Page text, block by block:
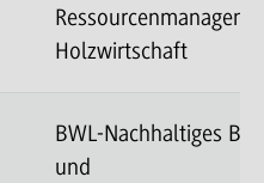
Holzwirtschaft
BWL-Nachhaltiges
und